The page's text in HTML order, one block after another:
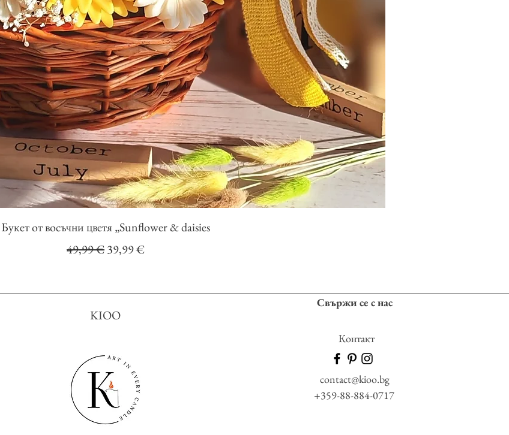
Бърз преглед
Букет от восъчни цветя „Sunflower & daisies
Редовна цена
49,99 €Продажна цена
39,99 €
KIOO
Свържи се с нас
Контакт
contact@kioo.bg
+359-88-884-0717